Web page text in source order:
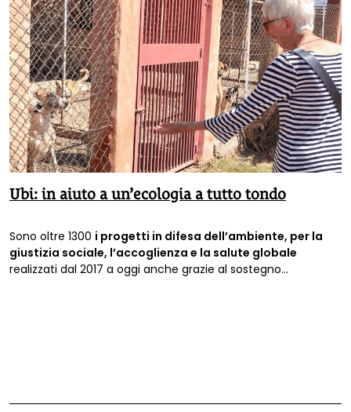
Ubi: in aiuto a un’ecologia a tutto tondo
Sono oltre 1300 i progetti in difesa dell’ambiente, per la
giustizia sociale, l’accoglienza e la salute globale
realizzati dal 2017 a oggi anche grazie al sostegno